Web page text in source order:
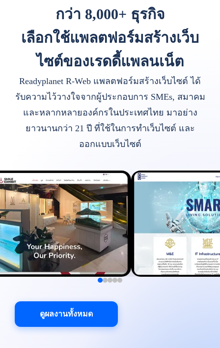
กว่า 8,000+ ธุรกิจ
เลือกใช้แพลตฟอร์มสร้างเว็บ
ไซต์ของเรดดี้แพลนเน็ต
Readyplanet R-Web แพลตฟอร์มสร้างเว็บไซต์ ได้
รับความไว้วางใจจากผู้ประกอบการ SMEs, สมาคม
และหลากหลายองค์กรในประเทศไทย มาอย่าง
ยาวนานกว่า 21 ปี ที่ใช้ในการทำเว็บไซต์ และ
ออกแบบเว็บไซต์
ดูผลงานทั้งหมด